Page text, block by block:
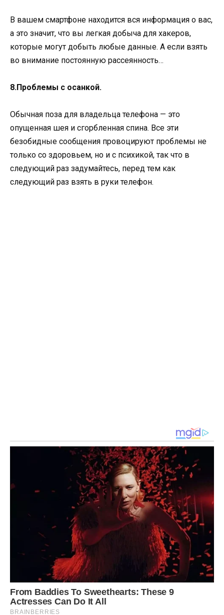
В вашем смартфоне находится вся информация о вас,
а это значит, что вы легкая добыча для хакеров,
которые могут добыть любые данные. А если взять
во внимание постоянную рассеянность…
8.Проблемы с осанкой.
Обычная поза для владельца телефона — это
опущенная шея и сгорбленная спина. Все эти
безобидные сообщения провоцируют проблемы не
только со здоровьем, но и с психикой, так что в
следующий раз задумайтесь, перед тем как
следующий раз взять в руки телефон.